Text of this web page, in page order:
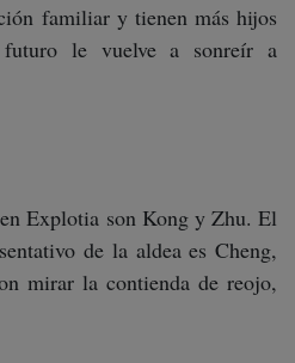
familiar y tienen más hijos
le vuelve a sonreír a
Explotia son Kong y Zhu. El
de la aldea es Cheng,
mirar la contienda de reojo,